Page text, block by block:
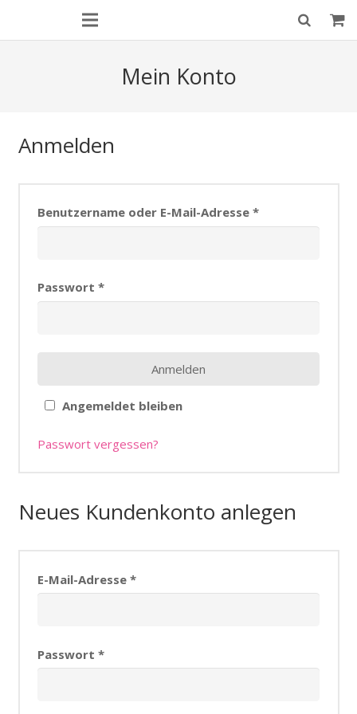
Mein Konto
Anmelden
Benutzername oder E-Mail-Adresse *
Passwort *
Anmelden
Angemeldet bleiben
Passwort vergessen?
Neues Kundenkonto anlegen
E-Mail-Adresse *
Passwort *